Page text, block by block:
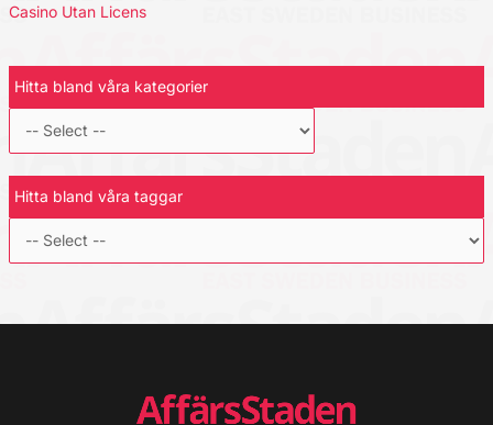
Casino Utan Licens
Hitta bland våra kategorier
Hitta bland våra taggar